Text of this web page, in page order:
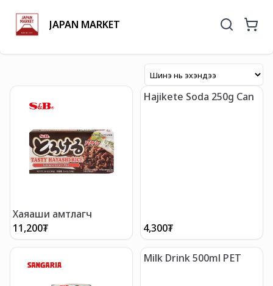
JAPAN MARKET
Хаяаши амтлагч
11,200₮
Hajikete Soda 250g Can
4,300₮
Milk Drink 500ml PET